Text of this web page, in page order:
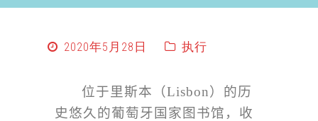
2020年5月28日 执行
位于里斯本（Lisbon ）的历
史悠久的葡萄牙国家图书馆，收